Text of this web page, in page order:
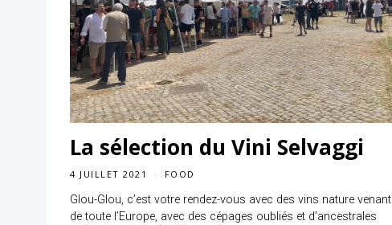
La sélection du Vini Selvaggi
4 JUILLET 2021 FOOD
Glou-Glou, c’est votre rendez-vous avec des vins nature venant
de toute l’Europe, avec des cépages oubliés et d’ancestrales